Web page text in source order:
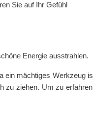
Sie auf Ihr Gefühl
Energie ausstrahlen.
mächtiges Werkzeug
ziehen. Um zu